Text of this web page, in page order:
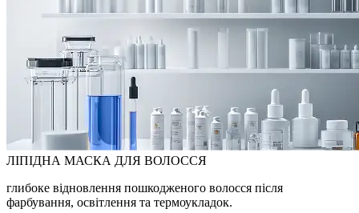
ЛІПІДНА МАСКА ДЛЯ ВОЛОССЯ
глибоке відновлення пошкодженого волосся після
фарбування, освітлення та термоукладок.